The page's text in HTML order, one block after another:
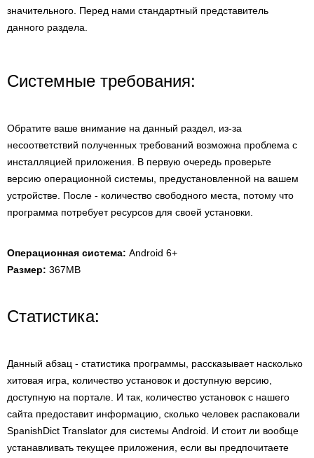
значительного. Перед нами стандартный представитель
данного раздела.
Системные требования:
Обратите ваше внимание на данный раздел, из-за
несоответствий полученных требований возможна проблема с
инсталляцией приложения. В первую очередь проверьте
версию операционной системы, предустановленной на вашем
устройстве. После - количество свободного места, потому что
программа потребует ресурсов для своей установки.
Операционная система: Android 6+
Размер: 367MB
Статистика:
Данный абзац - статистика программы, рассказывает насколько
хитовая игра, количество установок и доступную версию,
доступную на портале. И так, количество установок с нашего
сайта предоставит информацию, сколько человек распаковали
SpanishDict Translator для системы Android. И стоит ли вообще
устанавливать текущее приложения, если вы предпочитаете